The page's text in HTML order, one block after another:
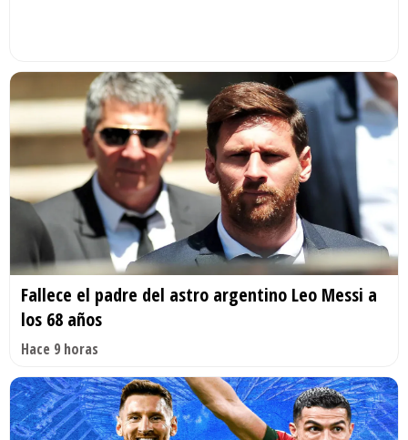
Fallece el padre del astro argentino Leo Messi a
los 68 años
Hace 9 horas